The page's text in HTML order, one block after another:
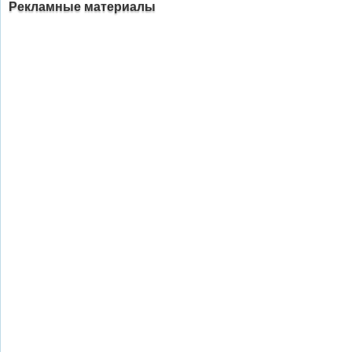
Рекламные материалы